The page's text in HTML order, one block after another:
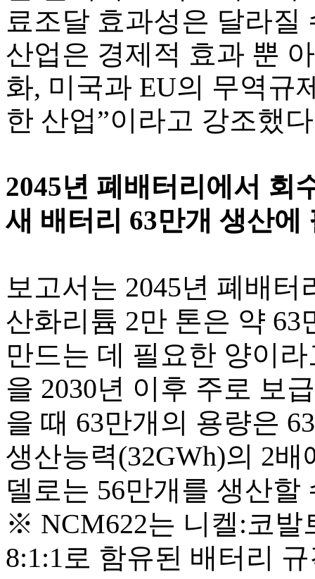
료조달 효과성은 달라질
산업은 경제적 효과 뿐
화, 미국과 EU의 무역규
한 산업”이라고 강조했
2045년 폐배터리에서 회
새 배터리 63만개 생산에
보고서는 2045년 폐배
산화리튬 2만 톤은 약
만드는 데 필요한 양이
을 2030년 이후 주로 보
을 때 63만개의 용량은
생산능력(32GWh)의 2
델로는 56만개를 생산할
※ NCM622는 니켈:코발
8:1:1로 함유된 배터리